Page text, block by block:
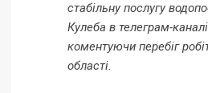
стабільну послугу
Кулеба в телеграм-
коментуючи перебіг
області.